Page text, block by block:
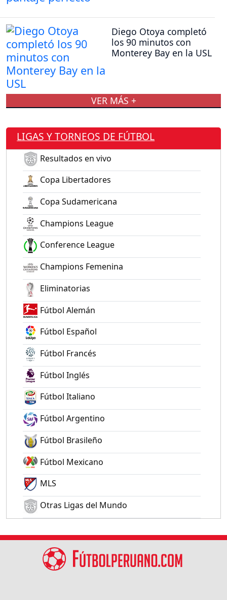
Diego Otoya completó
los 90 minutos con
Monterey Bay en la USL
VER MÁS +
LIGAS Y TORNEOS DE FÚTBOL
Resultados en vivo
Copa Libertadores
Copa Sudamericana
Champions League
Conference League
Champions Femenina
Eliminatorias
Fútbol Alemán
Fútbol Español
Fútbol Francés
Fútbol Inglés
Fútbol Italiano
Fútbol Argentino
Fútbol Brasileño
Fútbol Mexicano
MLS
Otras Ligas del Mundo